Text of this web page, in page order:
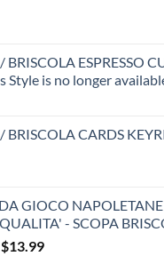
BRISCOLA ESPRESSO
Style is no longer
BRISCOLA CARDS
GIOCO
- SCOPA
Original
$13.99Current